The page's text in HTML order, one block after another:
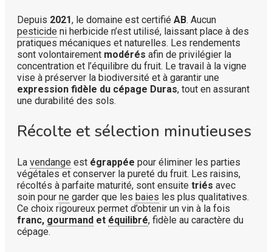
Depuis 2021, le domaine est certifié AB. Aucun
pesticide ni herbicide n’est utilisé, laissant place à des
pratiques mécaniques et naturelles. Les rendements
sont volontairement modérés afin de privilégier la
concentration et l’équilibre du fruit. Le travail à la vigne
vise à préserver la biodiversité et à garantir une
expression fidèle du cépage Duras, tout en assurant
une durabilité des sols.
Récolte et sélection minutieuses
La vendange est égrappée pour éliminer les parties
végétales et conserver la pureté du fruit. Les raisins,
récoltés à parfaite maturité, sont ensuite triés avec
soin pour ne garder que les baies les plus qualitatives.
Ce choix rigoureux permet d’obtenir un vin à la fois
franc, gourmand et équilibré, fidèle au caractère du
cépage.